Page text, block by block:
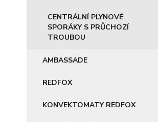
CENTRÁLNÍ PLYNOVÉ
SPORÁKY S PRŮCHOZÍ
TROUBOU
AMBASSADE
REDFOX
KONVEKTOMATY REDFOX